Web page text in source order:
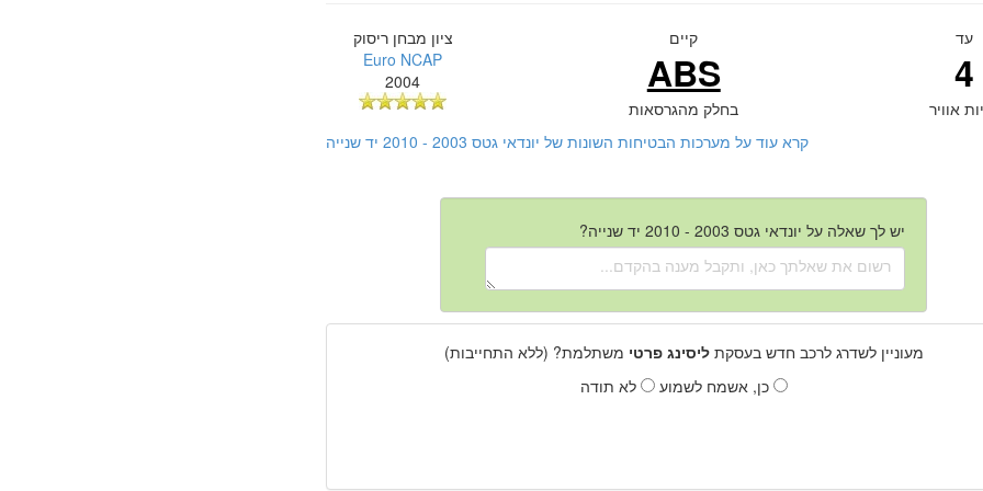
עד
4
אוויר
קיים
ABS
בחלק מהגרסאות
ציון מבחן ריסוק
Euro NCAP
2004
קרא עוד על מערכות הבטיחות השונות של יונדאי גטס 2003 - 2010 יד שנייה
יש לך שאלה על יונדאי גטס 2003 - 2010 יד שנייה?
מעוניין לשדרג לרכב חדש בעסקתליסינג פרטי משתלמת? (ללא התחייבות)
כן, אשמח לשמוע
לא תודה